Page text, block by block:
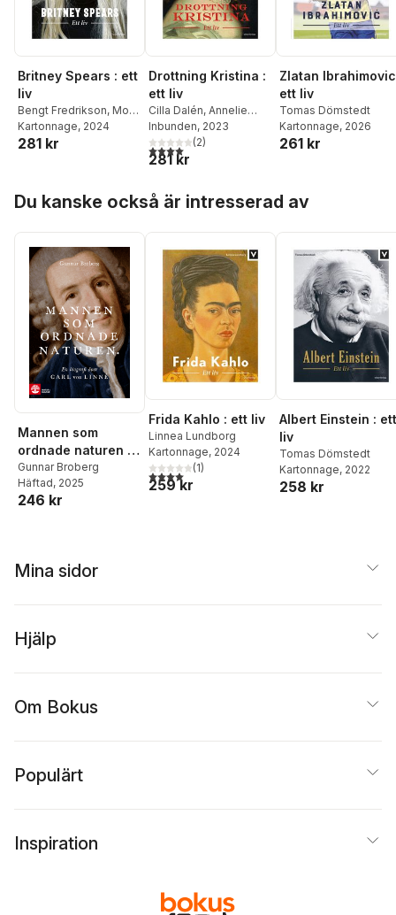
Britney Spears : ett
liv
Bengt Fredrikson, Moa
Candil
Kartonnage, 2024
281 kr
Drottning Kristina :
ett liv
Cilla Dalén, Annelie
Drewsen
Inbunden, 2023
4,0utav 5 stjärnor. Totalt antal röster:
(2)
281 kr
Zlatan
ett liv
Tomas Dömstedt
Kartonnage, 2026
261 kr
Du kanske också är intresserad av
Mannen som
ordnade naturen :
en biografi över
Carl von Linné
Gunnar Broberg
Häftad, 2025
246 kr
Frida Kahlo : ett liv
Linnea Lundborg
Kartonnage, 2024
4,0utav 5 stjärnor. Totalt antal röster:
(1)
259 kr
Albert Einstein : ett
liv
Tomas Dömstedt
Kartonnage, 2022
258 kr
Mina sidor
Hjälp
Om Bokus
Populärt
Inspiration